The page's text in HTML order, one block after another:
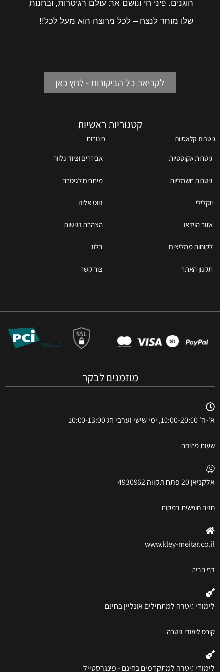
הוגנים. פיני חי ונושם את עולם הגיטרות, ובחנות
שלו מותר לנצח – לכל מרוצה הוא מעל לכל!!
לקריאת כל הביקורות - לחץ כאן
קטגוריות ראשיות
גיטרות קלאסיות כינורות
גיטרות אקוסטיות אביזרים וציוד נלווה
גיטרות חשמליות מיתרים לגיטרה
יוקלילי נווט אלינו
אזור הוידאו הצהרת נגישות
לקוחות ממליצים בלוג
תקנון האתר צור קשר
מוזמנים לבקר
א'-ה' 10:00-20:00, ימי שישי וערבי חג 10:00-13:00
שעות פתיחה
אלקניאן 20 פתח תקווה 4930962
חניה חופשית במקום
www.kley-meitar.co.il
דף הבית
לימודי גיטרה למתחילים אונליין בחינם
קורס לימודי גיטרה
לימודי גיטרה למתקדמים בחינם - פינגרסטייל